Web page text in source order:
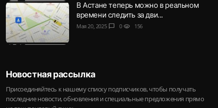
В Астане теперь можно в реальном
времени следить за дви...
Мая 20, 2025 chat_bubble 0 visibility 156
Новостная рассылка
Присоединяйтесь к нашему списку подписчиков, чтобы получать
последние новости, обновления и специальные предложения прямо